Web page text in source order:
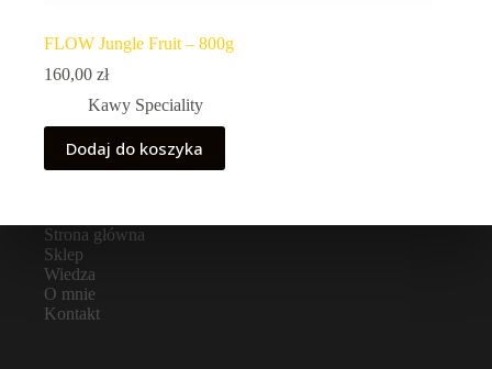
FLOW Jungle Fruit – 800g
160,00 zł
Kawy Speciality
Dodaj do koszyka
Strona główna
Sklep
Wiedza
O mnie
Kontakt